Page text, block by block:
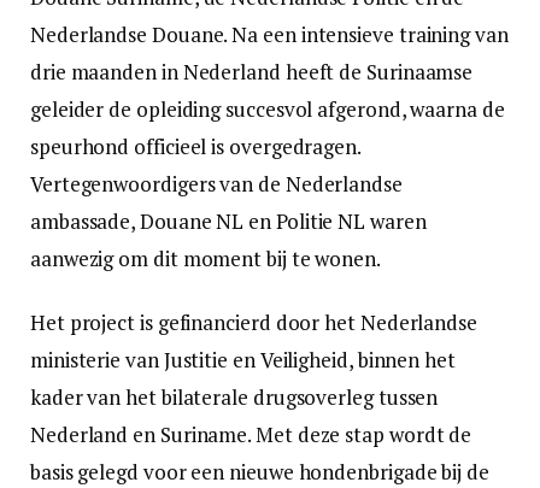
Nederlandse Douane. Na een intensieve training van
drie maanden in Nederland heeft de Surinaamse
geleider de opleiding succesvol afgerond, waarna de
speurhond officieel is overgedragen.
Vertegenwoordigers van de Nederlandse
ambassade, Douane NL en Politie NL waren
aanwezig om dit moment bij te wonen.
Het project is gefinancierd door het Nederlandse
ministerie van Justitie en Veiligheid, binnen het
kader van het bilaterale drugsoverleg tussen
Nederland en Suriname. Met deze stap wordt de
basis gelegd voor een nieuwe hondenbrigade bij de